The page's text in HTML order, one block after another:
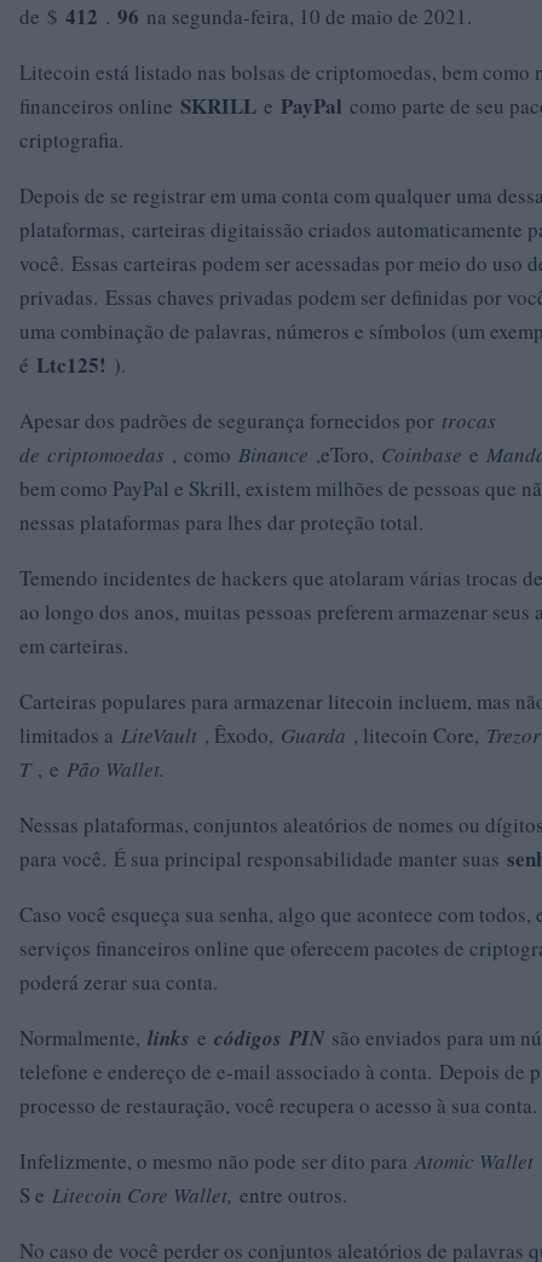
de $ 412 . 96 na segunda-feira, 10 de maio de 2021.
Litecoin está listado nas bolsas de criptomoedas, bem como
financeiros online SKRILL e PayPal como parte de seu
criptografia.
Depois de se registrar em uma conta com qualquer uma
plataformas, carteiras digitaissão criados automaticamente
você. Essas carteiras podem ser acessadas por meio do uso
privadas. Essas chaves privadas podem ser definidas por
uma combinação de palavras, números e símbolos (um
é Ltc125! ).
Apesar dos padrões de segurança fornecidos por trocas
de criptomoedas , como Binance ,eToro, Coinbase e
bem como PayPal e Skrill, existem milhões de pessoas que
nessas plataformas para lhes dar proteção total.
Temendo incidentes de hackers que atolaram várias trocas
ao longo dos anos, muitas pessoas preferem armazenar seus
em carteiras.
Carteiras populares para armazenar litecoin incluem, mas
limitados a LiteVault , Êxodo, Guarda , litecoin Core,
T, e Pão Wallet.
Nessas plataformas, conjuntos aleatórios de nomes ou
para você. É sua principal responsabilidade manter suas
Caso você esqueça sua senha, algo que acontece com todos,
serviços financeiros online que oferecem pacotes de
poderá zerar sua conta.
Normalmente, links e códigos PIN são enviados para um
telefone e endereço de e-mail associado à conta. Depois de
processo de restauração, você recupera o acesso à sua conta.
Infelizmente, o mesmo não pode ser dito paraAtomic Wallet
S e Litecoin Core Wallet, entre outros.
No caso de você perder os conjuntos aleatórios de palavras